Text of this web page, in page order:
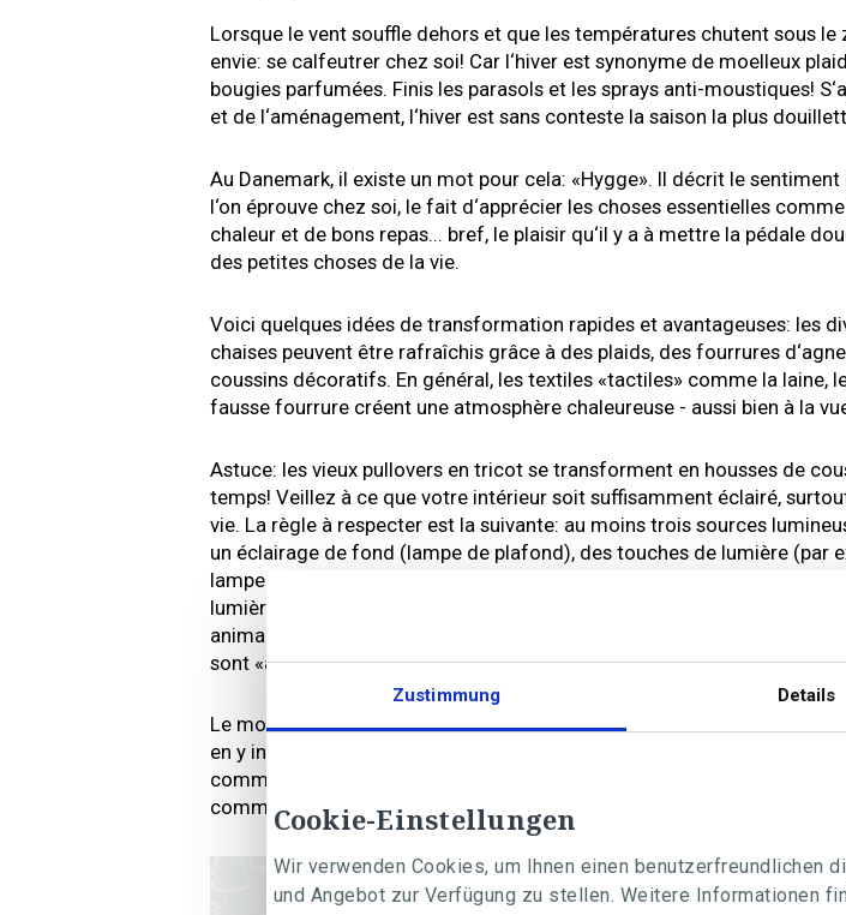
Zustimmung Details
Cookie-Einstellungen
Wir verwenden Cookies, um Ihnen einen
und Angebot zur Verfügung zu stellen. Weitere Informationen
Lorsque le vent souffle dehors et que les températures chutent sous le
envie: se calfeutrer chez soi! Car l‘hiver est synonyme de moelleux
bougies parfumées. Finis les parasols et les sprays anti-moustiques!
et de l‘aménagement, l‘hiver est sans conteste la saison la plus
Au Danemark, il existe un mot pour cela: «Hygge». Il décrit le
l‘on éprouve chez soi, le fait d‘apprécier les choses essentielles
chaleur et de bons repas... bref, le plaisir qu‘il y a à mettre la pédale
des petites choses de la vie.
Voici quelques idées de transformation rapides et avantageuses: les
chaises peuvent être rafraîchis grâce à des plaids, des fourrures
coussins décoratifs. En général, les textiles «tactiles» comme la laine,
fausse fourrure créent une atmosphère chaleureuse - aussi bien à la
Astuce: les vieux pullovers en tricot se transforment en housses de
temps! Veillez à ce que votre intérieur soit suffisamment éclairé,
vie. La règle à respecter est la suivante: au moins trois sources
un éclairage de fond (lampe de plafond), des touches de lumière (par
lampe de table) et un éclairage de travail (bureau et cuisine). Les
lumière merveilleusement douce. Mais faites attention, si vous avez
animaux! Ne laissez jamais brûler des bougies sans surveillance, même
sont «à l‘abri» dans des photophores ou lanternes!
Le mobilier neuf et moderne peut donner un aspect froid à votre
en y intégrant des meubles ou accessoires qui ont du vécu et qui
comme par ex. la couverture crochetée par grand-maman, une chaise
commode en bois chinée à la brocante, à laquelle vous aurez ajouté